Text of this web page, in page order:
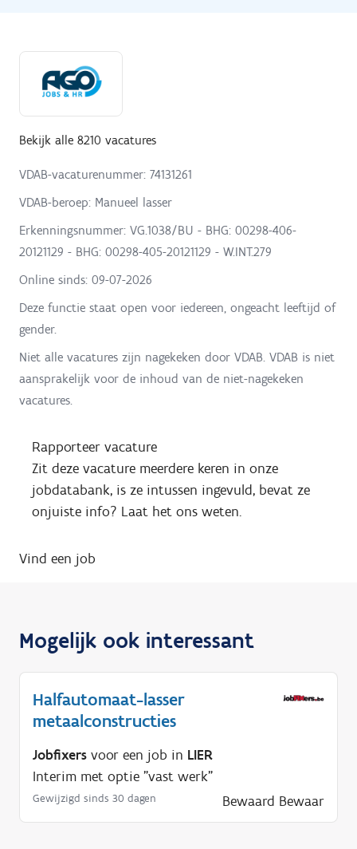
Bekijk alle 8210 vacatures
VDAB-vacaturenummer: 74131261
VDAB-beroep: Manueel lasser
Erkenningsnummer: VG.1038/BU - BHG: 00298-406-
20121129 - BHG: 00298-405-20121129 - W.INT.279
Online sinds: 09-07-2026
Deze functie staat open voor iedereen, ongeacht leeftijd of
gender.
Niet alle vacatures zijn nagekeken door VDAB. VDAB is niet
aansprakelijk voor de inhoud van de niet-nagekeken
vacatures.
Rapporteer vacature
Zit deze vacature meerdere keren in onze
jobdatabank, is ze intussen ingevuld, bevat ze
onjuiste info? Laat het ons weten.
Vind een job
Mogelijk ook interessant
Halfautomaat-lasser
metaalconstructies
Jobfixers voor een job in LIER
Interim met optie "vast werk"
Gewijzigd sinds 30 dagen Bewaard Bewaar